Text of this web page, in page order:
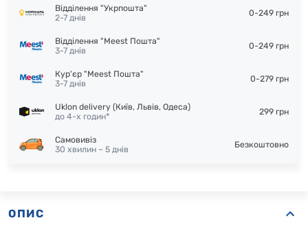
Відділення "Укрпошта"
2-7 днів
0-249 грн
Відділення "Meest Пошта"
3-7 днів
0-249 грн
Кур'єр "Meest Пошта"
3-7 днів
0-279 грн
Uklon delivery (Київ, Львів, Одеса)
до 4-х годин*
299 грн
Самовивіз
30 хвилин – 5 днів
Безкоштовно
ОПИС